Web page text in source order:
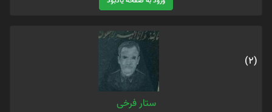
(2)
ستار فرخی